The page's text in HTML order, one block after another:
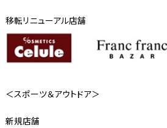
移転リニューアル店舗
＜スポーツ＆アウトドア＞
新規店舗